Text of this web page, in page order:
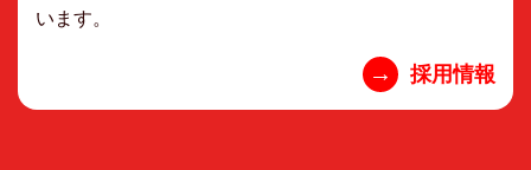
います。
→ 採用情報